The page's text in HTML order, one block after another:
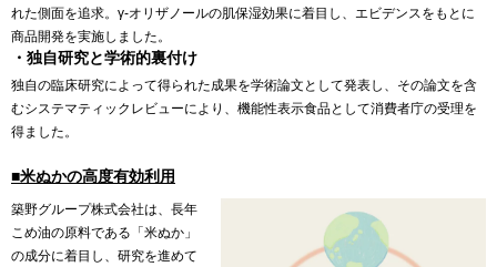
れた側面を追求。γ-オリザノールの肌保湿効果に着目し、エビデンスをもとに
商品開発を実施しました。
・独自研究と学術的裏付け
独自の臨床研究によって得られた成果を学術論文として発表し、その論文を含
むシステマティックレビューにより、機能性表示食品として消費者庁の受理を
得ました。
■米ぬかの高度有効利用
築野グループ株式会社は、長年
こめ油の原料である「米ぬか」
の成分に着目し、研究を進めて